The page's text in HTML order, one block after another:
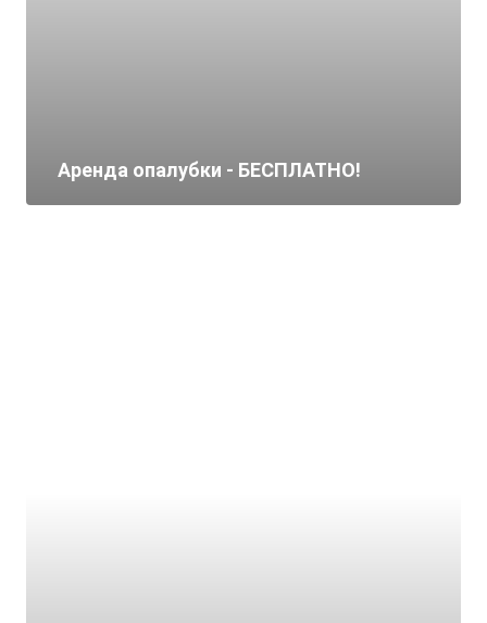
Аренда опалубки - БЕСПЛАТНО!